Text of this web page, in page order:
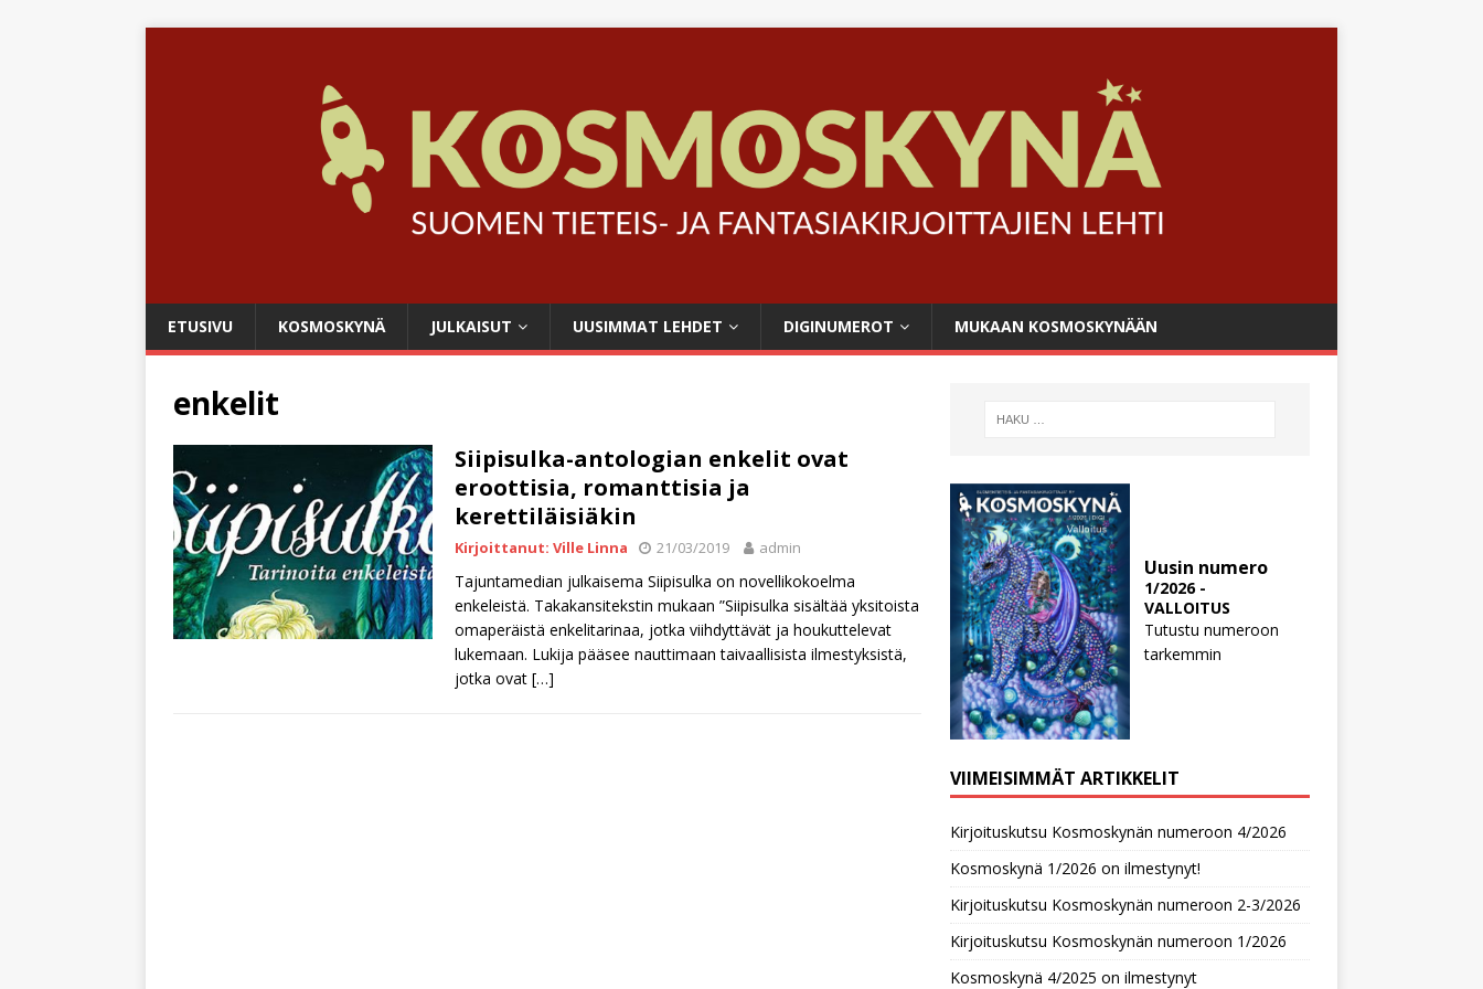
ETUSIVU KOSMOSKYNÄ JULKAISUT UUSIMMAT LEHDET DIGINUMEROT MUKAAN KOSMOSKYNÄÄN
enkelit
Siipisulka-antologian enkelit ovat
eroottisia, romanttisia ja
kerettiläisiäkin
Kirjoittanut: Ville Linna 21/03/2019 admin
Tajuntamedian julkaisema Siipisulka on novellikokoelma
enkeleistä. Takakansitekstin mukaan ”Siipisulka sisältää yksitoista
omaperäistä enkelitarinaa, jotka viihdyttävät ja houkuttelevat
lukemaan. Lukija pääsee nauttimaan taivaallisista ilmestyksistä,
jotka ovat […]
Uusin numero
1/2026 -
VALLOITUS
Tutustu numeroon
tarkemmin
VIIMEISIMMÄT ARTIKKELIT
Kirjoituskutsu Kosmoskynän numeroon 4/2026
Kosmoskynä 1/2026 on ilmestynyt!
Kirjoituskutsu Kosmoskynän numeroon 2-3/2026
Kirjoituskutsu Kosmoskynän numeroon 1/2026
Kosmoskynä 4/2025 on ilmestynyt